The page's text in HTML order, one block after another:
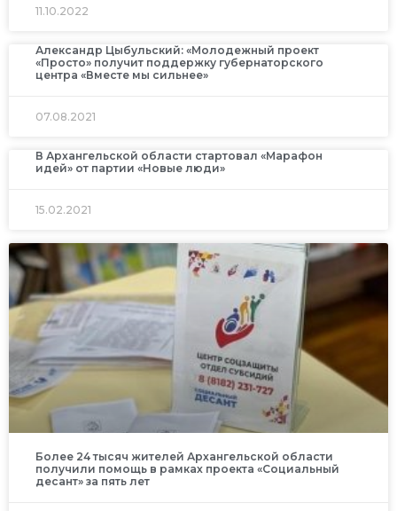
11.10.2022
Александр Цыбульский: «Молодежный проект
«Просто» получит поддержку губернаторского
центра «Вместе мы сильнее»
07.08.2021
В Архангельской области стартовал «Марафон
идей» от партии «Новые люди»
15.02.2021
Более 24 тысяч жителей Архангельской области
получили помощь в рамках проекта «Социальный
десант» за пять лет